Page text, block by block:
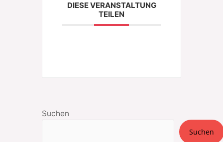
DIESE VERANSTALTUNG
TEILEN
Suchen
Suchen